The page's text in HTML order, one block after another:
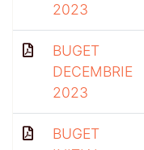
2023
BUGET
DECEMBRIE
2023
BUGET